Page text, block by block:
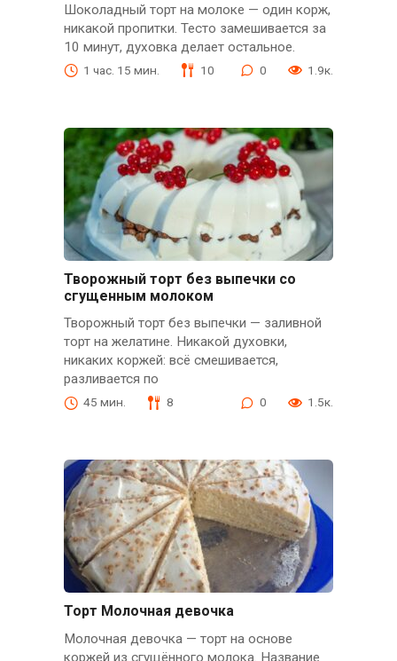
Шоколадный торт на молоке — один корж,
никакой пропитки. Тесто замешивается за
10 минут, духовка делает остальное.
1 час. 15 мин. 10 0 1.9к.
Творожный торт без выпечки со
сгущенным молоком
Творожный торт без выпечки — заливной
торт на желатине. Никакой духовки,
никаких коржей: всё смешивается,
разливается по
45 мин. 8 0 1.5к.
Торт Молочная девочка
Молочная девочка — торт на основе
коржей из сгущённого молока. Название